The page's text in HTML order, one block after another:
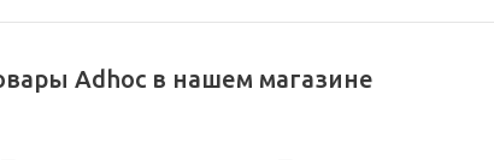
Adhoc в нашем магазине